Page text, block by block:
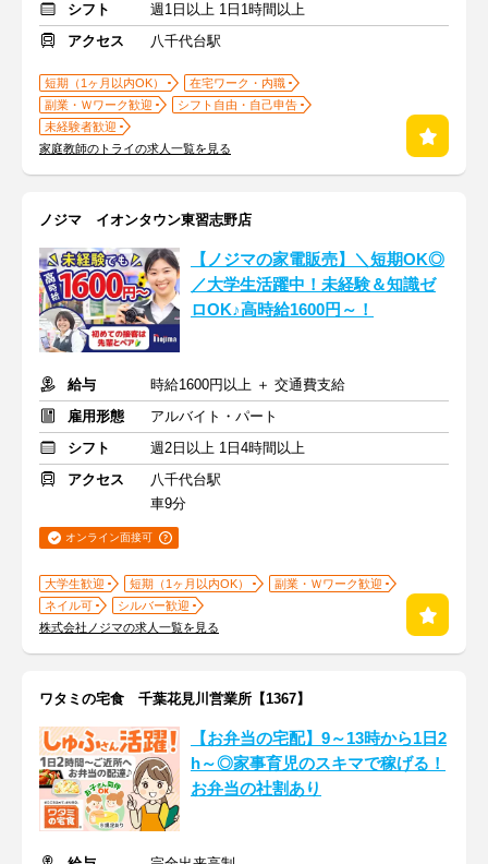
シフト
週1日以上 1日1時間以上
アクセス
八千代台駅
短期（1ヶ月以内OK）
在宅ワーク・内職
副業・Ｗワーク歓迎
シフト自由・自己申告
未経験者歓迎
家庭教師のトライの求人一覧を見る
ノジマ イオンタウン東習志野店
【ノジマの家電販売】＼短期OK◎
／大学生活躍中！未経験＆知識ゼ
ロOK♪高時給1600円～！
給与
時給1600円以上 ＋ 交通費支給
雇用形態
アルバイト・パート
シフト
週2日以上 1日4時間以上
アクセス
八千代台駅
車9分
オンライン面接可
大学生歓迎 短期（1ヶ月以内OK）
副業・Ｗワーク歓迎
ネイル可
シルバー歓迎
株式会社ノジマの求人一覧を見る
ワタミの宅食 千葉花見川営業所【1367】
【お弁当の宅配】9～13時から1日2
h～◎家事育児のスキマで稼げる！
お弁当の社割あり